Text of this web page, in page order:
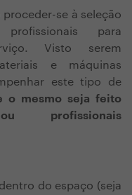
proceder-se à seleção
para
Visto serem
e máquinas
este tipo de
o mesmo seja feito
profissionais
dentro do espaço (seja